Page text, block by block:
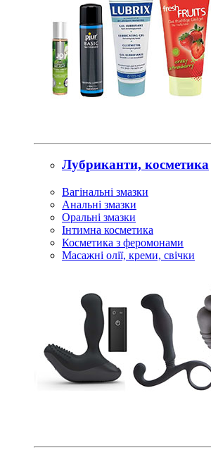
Лубриканти, косметика
Вагінальні змазки
Анальні змазки
Оральні змазки
Інтимна косметика
Косметика з феромонами
Масажні олії, креми, свічки